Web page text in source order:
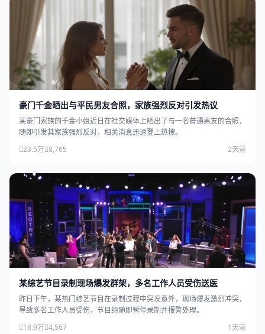
豪门千金晒出与平民男友合照，家族强烈反对引发热议
某豪门家族的千金小姐近日在社交媒体上晒出了与一名普通男友的合照，
随即引发其家族强烈反对，相关消息迅速登上热搜。
23.5万 8,765 2天前
某综艺节目录制现场爆发群架，多名工作人员受伤送医
昨日下午，某热门综艺节目在录制过程中突发意外，现场爆发激烈冲突，
导致多名工作人员受伤，节目组随即暂停录制并报警处理。
18.9万 4,567 1天前